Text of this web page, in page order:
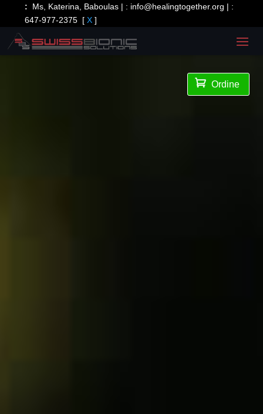
: Ms, Katerina, Baboulas | : info@healingtogether.org | :
647-977-2375 [X ]
 Ordine